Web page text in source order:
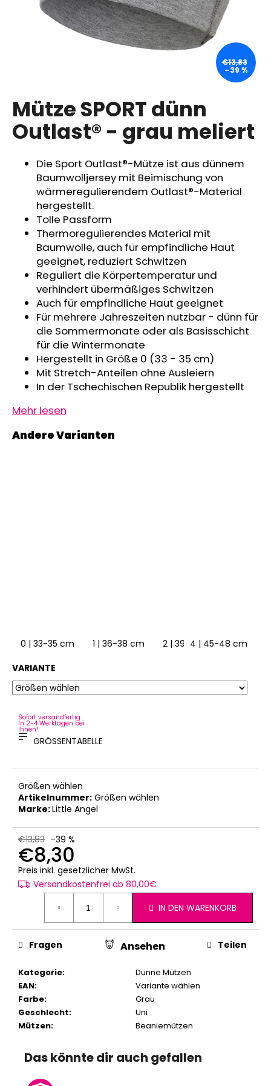
Mütze SPORT dünn
Outlast® - grau meliert
Die Sport Outlast®-Mütze ist aus dünnem
Baumwolljersey mit Beimischung von
wärmeregulierendem Outlast®-Material
hergestellt.
Tolle Passform
Thermoregulierendes Material mit
Baumwolle, auch für empfindliche Haut
geeignet, reduziert Schwitzen
Reguliert die Körpertemperatur und
verhindert übermäßiges Schwitzen
Auch für empfindliche Haut geeignet
Für mehrere Jahreszeiten nutzbar - dünn für
die Sommermonate oder als Basisschicht
für die Wintermonate
Hergestellt in Größe 0 (33 - 35 cm)
Mit Stretch-Anteilen ohne Ausleiern
In der Tschechischen Republik hergestellt
Mehr lesen
0 | 33-35 cm 1 | 36-38 cm 2 | 39-41 cm4 | 45-48 cm
VARIANTE
Sofort versandfertig.
In 2-4 Werktagen bei
Ihnen!
GRÖSSENTABELLE
Größen wählen
Artikelnummer: Größen wählen
Marke:Little Angel
€13,83 –39 %
€8,30
Preis inkl. gesetzlicher MwSt.
Versandkostenfrei ab 80,00€
IN DEN WARENKORB
Kategorie:
Dünne Mützen
EAN:
Variante wählen
Farbe:
Grau
Geschlecht:
Uni
Mützen: Beaniemützen
Fragen Ansehen Teilen
€13,83
–39 %
Das könnte dir auch gefallen
SUCHEN
W
i
r
e
KINDERSITZUNTERLAGE
OUTLAST®
GRAU
MELIERT
€24,90